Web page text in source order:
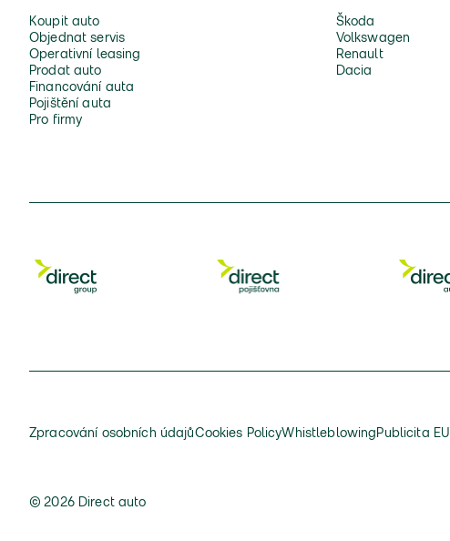
Koupit auto
Objednat servis
Operativní leasing
Prodat auto
Financování auta
Pojištění auta
Pro firmy
Škoda
Volkswagen
Renault
Dacia
Zpracování osobních údajůCookies PolicyWhistleblowing Publicita EU
© 2026 Direct auto